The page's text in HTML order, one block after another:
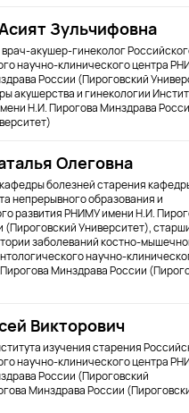
Зульчифовна
акушер-гинеколог
научно-клинического центра
России (Пироговский
акушерства и гинекологии
Н.И. Пирогова Минздрава
Олеговна
болезней старения
непрерывного образования и
развития РНИМУ имени Н.И.
Университет),
заболеваний костно-
научно-
Минздрава России
Викторович
изучения старения
научно-клинического центра
России (Пироговский
Минздрава России